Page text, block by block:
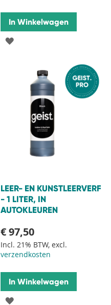
In Winkelwagen
VOEG
VERLANGLIJST
LEER- EN KUNSTLEERVERF
- 1 LITER, IN
AUTOKLEUREN
€ 97,50
Incl. 21% BTW, excl.
verzendkosten
In Winkelwagen
VOEG